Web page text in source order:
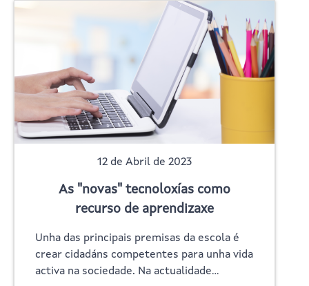
12 de Abril de 2023
As "novas" tecnoloxías como
recurso de aprendizaxe
Unha das principais premisas da escola é
crear cidadáns competentes para unha vida
activa na sociedade. Na actualidade…